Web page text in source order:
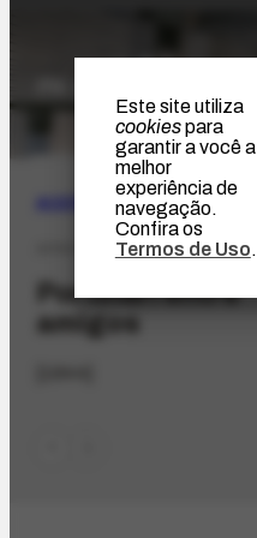
Este site utiliza
cookiespara
garantir a você a
melhor
experiência de
navegação.
Confira os
Termos de Uso.
ICONOGRÁFICO
AFRH-576.1
Portinari entre
amigos